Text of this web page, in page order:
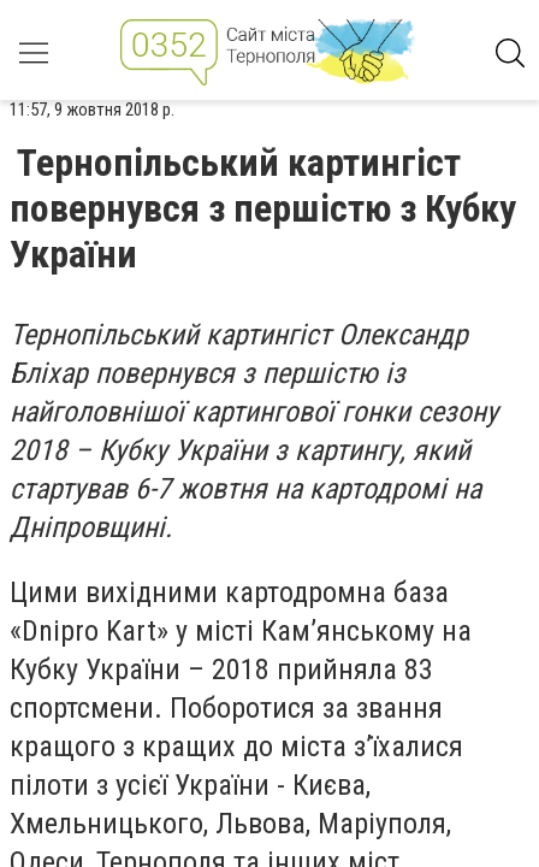
11:57, 9 жовтня 2018 р.
Тернопільський картингіст
повернувся з першістю з Кубку
України
Тернопільський картингіст Олександр
Бліхар повернувся з першістю із
найголовнішої картингової гонки сезону
2018 – Кубку України з картингу, який
стартував 6-7 жовтня на картодромі на
Дніпровщині.
Цими вихідними картодромна база
«Dnipro Kart» у місті Кам’янському на
Кубку України – 2018 прийняла 83
спортсмени. Поборотися за звання
кращого з кращих до міста з’їхалися
пілоти з усієї України - Києва,
Хмельницького, Львова, Маріуполя,